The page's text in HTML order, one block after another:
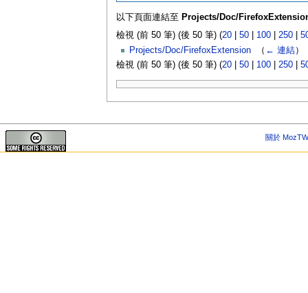
以下頁面連結至 Projects/Doc/
檢視 (前 50 筆) (後 50 筆) (20| 50| 100| 250|
Projects/Doc/FirefoxExtension‎ （ ← 連結）
檢視 (前 50 筆) (後 50 筆) (20| 50| 100| 250|
關於